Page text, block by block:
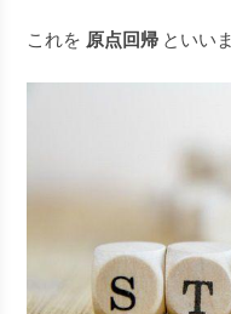
これを 原点回帰 といい